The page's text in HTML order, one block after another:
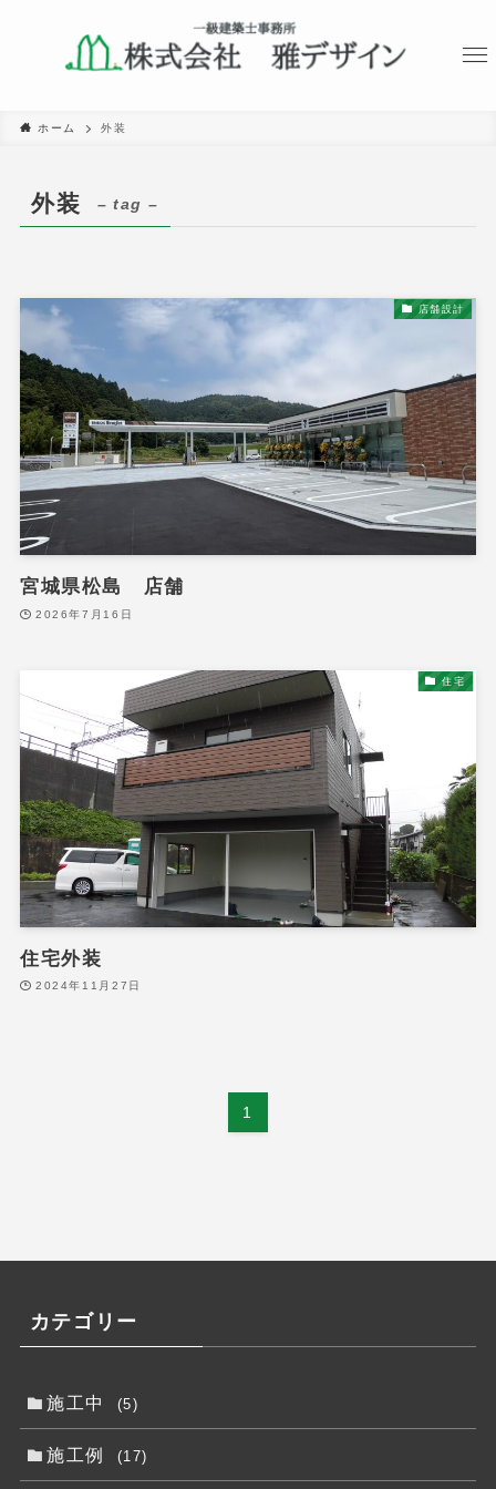
ホーム 外装
外装 – tag –
店舗設計
宮城県松島 店舗
2026年7月16日
住宅
住宅外装
2024年11月27日
1
カテゴリー
施工中 (5)
施工例 (17)